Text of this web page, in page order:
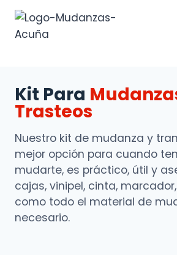
Kit Para
Trasteos
Nuestro kit de mudanza y
mejor opción para cuando
mudarte, es práctico, útil y
cajas, vinipel, cinta,
como todo el material de
necesario.